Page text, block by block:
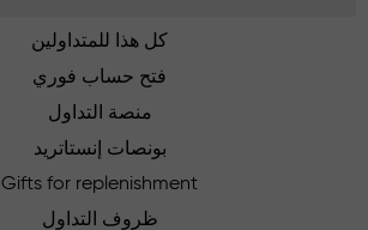
كل هذا للمتداولين
فتح حساب فوري
منصة التداول
بونصات إنستاتريد
Gifts for replenishment
ظروف التداول